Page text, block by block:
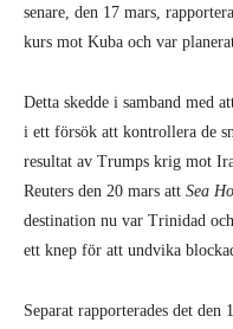
senare, den 17 mars,
kurs mot Kuba och var
Detta skedde i samband med
i ett försök att kontrollera de
resultat av Trumps krig mot
Reuters den 20 mars att Sea
destination nu var Trinidad
ett knep för att undvika
Separat rapporterades det